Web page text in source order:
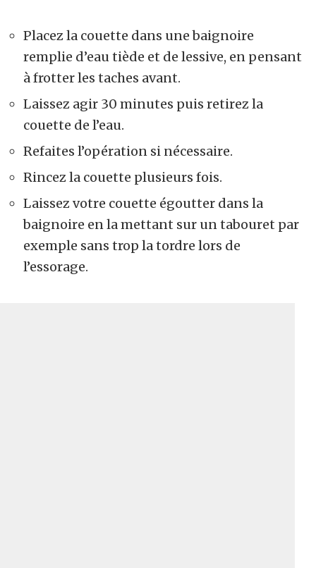
Placez la couette dans une baignoire
remplie d’eau tiède et de lessive, en pensant
à frotter les taches avant.
Laissez agir 30 minutes puis retirez la
couette de l’eau.
Refaites l’opération si nécessaire.
Rincez la couette plusieurs fois.
Laissez votre couette égoutter dans la
baignoire en la mettant sur un tabouret par
exemple sans trop la tordre lors de
l’essorage.